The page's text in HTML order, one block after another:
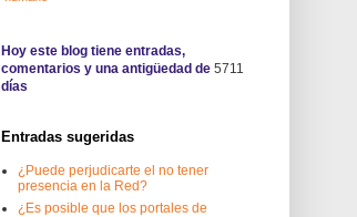
Hoy este blog tiene entradas,
comentarios y una antigüedad de 5711
días
Entradas sugeridas
¿Puede perjudicarte el no tener
presencia en la Red?
¿Es posible que los portales de